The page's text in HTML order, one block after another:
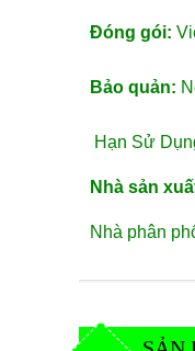
Đóng gói:
Bảo quản:
Hạn Sử
Nhà sản
Nhà phân